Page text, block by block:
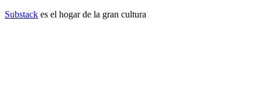
Substack es el hogar de la gran cultura